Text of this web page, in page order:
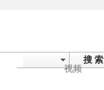
搜 索
视频